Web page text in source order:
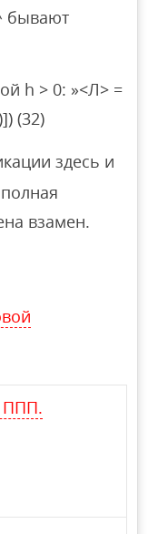
бывают
h > 0: »<Л> =
(32)
здесь и
взамен.
ППП.